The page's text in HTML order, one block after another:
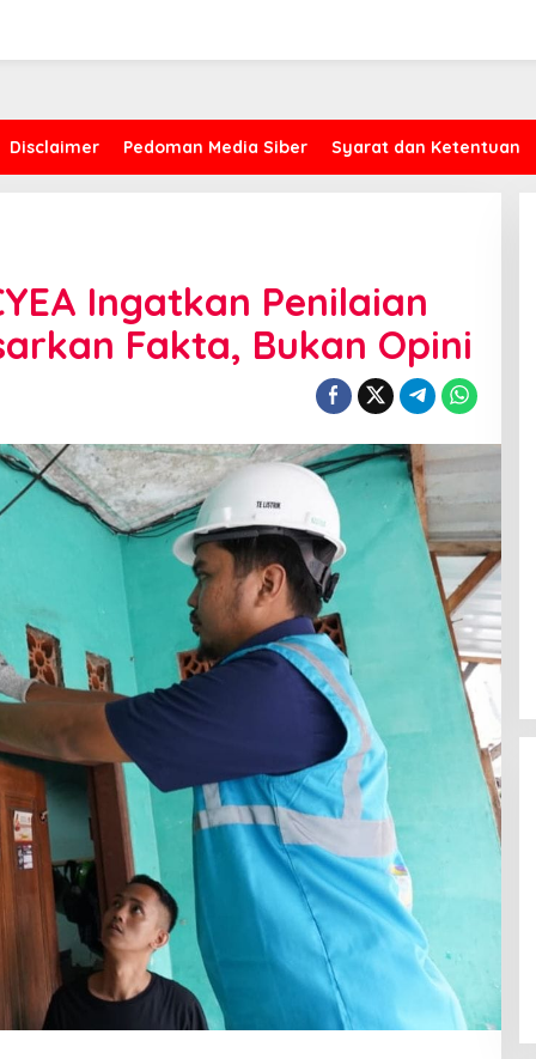
Disclaimer Pedoman Media Siber Syarat dan Ketentuan
Ingatkan Penilaian
Fakta, Bukan Opini
Kasus Proyek AMI, CYEA Ingatkan
Penilaian Publik Harus
Berdasarkan Fakta, Bukan Opini
Mahasiswa Mendesak Kapolda
Sumut Copot Kapolres dan Kasat
Reskrim Polres Humbahas Atas
Adanya Dugaan Aliran Dana Judi
Togel